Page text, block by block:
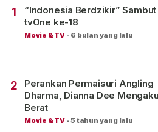
1
“Indonesia Berdzikir” Sambut
tvOne ke-18
Movie & TV - 6 bulan yang lalu
2
Perankan Permaisuri Angling
Dharma, Dianna Dee Mengaku
Berat
Movie & TV -5 tahun yang lalu